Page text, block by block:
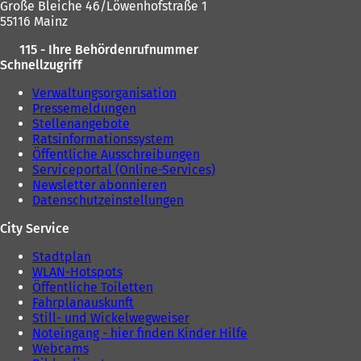
Große Bleiche 46/Löwenhofstraße 1
55116 Mainz
115 - Ihre Behördenrufnummer
Schnellzugriff
Verwaltungsorganisation
Pressemeldungen
Stellenangebote
Ratsinformationssystem
Öffentliche Ausschreibungen
Serviceportal (Online-Services)
Newsletter abonnieren
Datenschutzeinstellungen
City Service
Stadtplan
WLAN-Hotspots
Öffentliche Toiletten
Fahrplanauskunft
Still- und Wickelwegweiser
Noteingang - hier finden Kinder Hilfe
Webcams